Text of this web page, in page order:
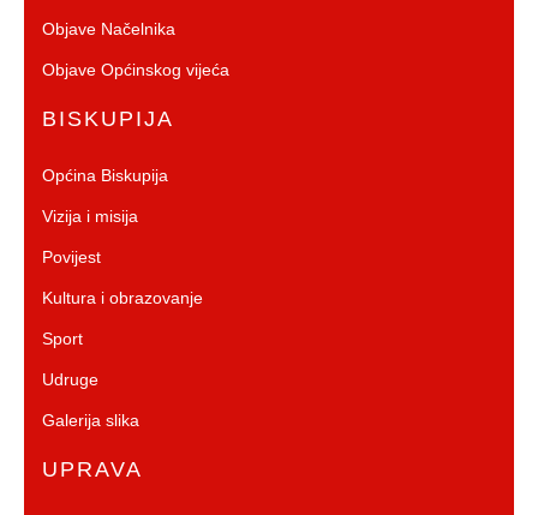
Objave Načelnika
Objave Općinskog vijeća
BISKUPIJA
Općina Biskupija
Vizija i misija
Povijest
Kultura i obrazovanje
Sport
Udruge
Galerija slika
UPRAVA